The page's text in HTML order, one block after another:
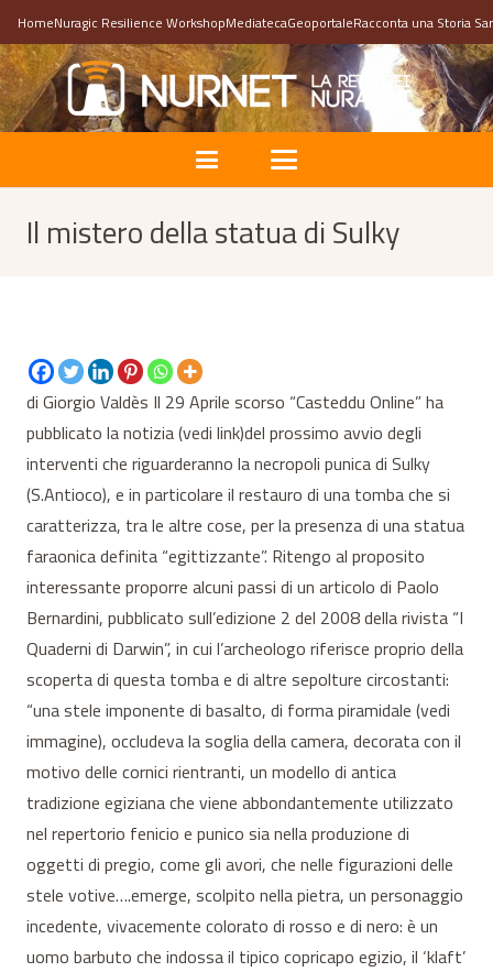
HomeNuragic Resilience WorkshopMediatecaGeoportaleRacconta una Storia
Il mistero della statua di Sulky
di Giorgio Valdès Il 29 Aprile scorso “Casteddu Online” ha
pubblicato la notizia (vedi link)del prossimo avvio degli
interventi che riguarderanno la necropoli punica di Sulky
(S.Antioco), e in particolare il restauro di una tomba che si
caratterizza, tra le altre cose, per la presenza di una statua
faraonica definita “egittizzante”. Ritengo al proposito
interessante proporre alcuni passi di un articolo di Paolo
Bernardini, pubblicato sull’edizione 2 del 2008 della rivista “I
Quaderni di Darwin”, in cui l’archeologo riferisce proprio della
scoperta di questa tomba e di altre sepolture circostanti:
“una stele imponente di basalto, di forma piramidale (vedi
immagine), occludeva la soglia della camera, decorata con il
motivo delle cornici rientranti, un modello di antica
tradizione egiziana che viene abbondantemente utilizzato
nel repertorio fenicio e punico sia nella produzione di
oggetti di pregio, come gli avori, che nelle figurazioni delle
stele votive….emerge, scolpito nella pietra, un personaggio
incedente, vivacemente colorato di rosso e di nero: è un
uomo barbuto che indossa il tipico copricapo egizio, il ‘klaft’